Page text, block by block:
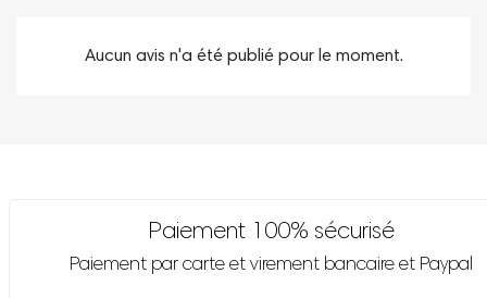
Aucun avis n'a été publié pour le moment.
Paiement 100% sécurisé
Paiement par carte et virement bancaire et Paypal